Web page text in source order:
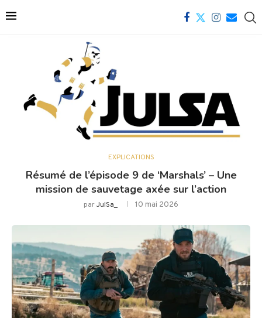
EXPLICATIONS
Résumé de l’épisode 9 de ‘Marshals’ – Une
mission de sauvetage axée sur l’action
parJulSa_ 10 mai 2026